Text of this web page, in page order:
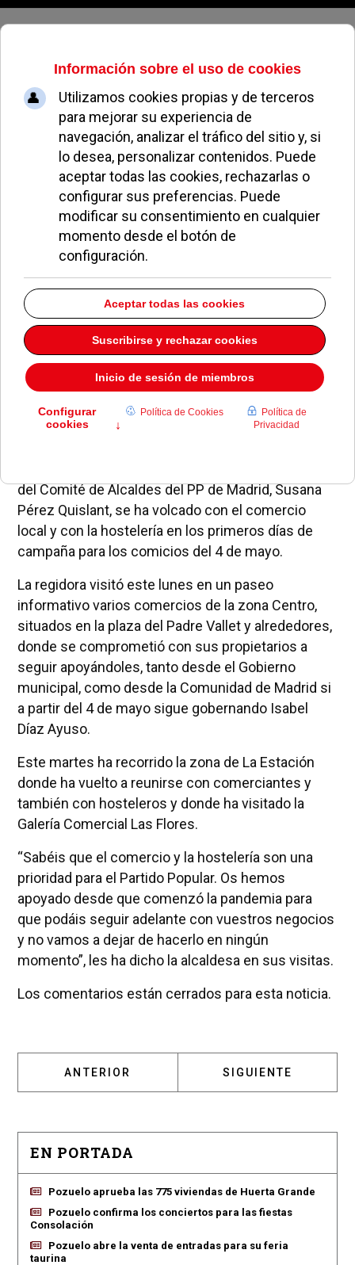
Viernes, 07 de agosto de 2026
Quislant presenta las políticas del
PP al comercio y la hostelería de
Pozuelo
REDACCIÓN POLÍTICA 21 ABRIL 2021
del Comité de Alcaldes del PP de Madrid, Susana
Pérez Quislant, se ha volcado con el comercio
local y con la hostelería en los primeros días de
campaña para los comicios del 4 de mayo.
La regidora visitó este lunes en un paseo
informativo varios comercios de la zona Centro,
situados en la plaza del Padre Vallet y alrededores,
donde se comprometió con sus propietarios a
seguir apoyándoles, tanto desde el Gobierno
municipal, como desde la Comunidad de Madrid si
a partir del 4 de mayo sigue gobernando Isabel
Díaz Ayuso.
Este martes ha recorrido la zona de La Estación
donde ha vuelto a reunirse con comerciantes y
también con hosteleros y donde ha visitado la
Galería Comercial Las Flores.
“Sabéis que el comercio y la hostelería son una
prioridad para el Partido Popular. Os hemos
apoyado desde que comenzó la pandemia para
que podáis seguir adelante con vuestros negocios
y no vamos a dejar de hacerlo en ningún
momento”, les ha dicho la alcaldesa en sus visitas.
Los comentarios están cerrados para esta noticia.
ARTÍCULO ANTERIOR: CS PIDE POTENCIAR
ANTERIOR ARTÍCULO
SIGUIENTE
EN PORTADA
Pozuelo aprueba las 775 viviendas de Huerta Grande
Pozuelo confirma los conciertos para las fiestas
Consolación
Pozuelo abre la venta de entradas para su feria
taurina